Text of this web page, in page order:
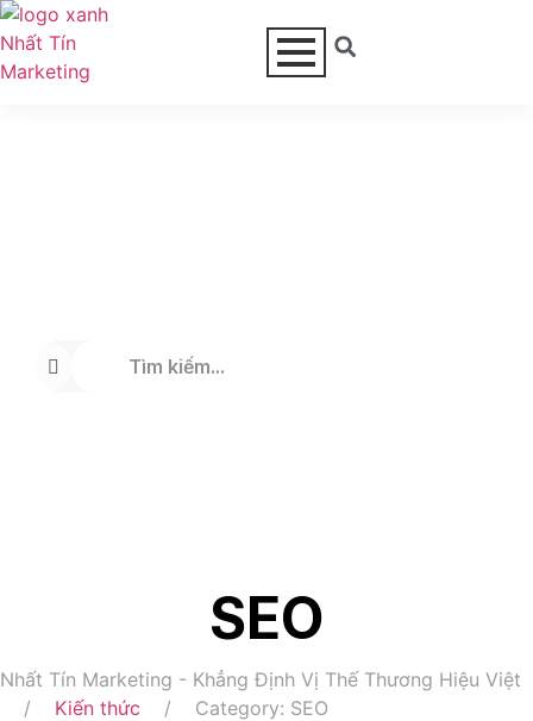
SEO
Nhất Tín Marketing - Khẳng Định Vị Thế Thương Hiệu Việt
Kiến thức
Category: SEO